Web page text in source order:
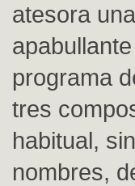
atesora
programa
tres
habitual,
nombres,